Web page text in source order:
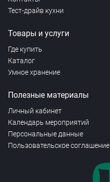
Тест-драйв кухни
Товары и услуги
Где купить
Каталог
Умное хранение
Полезные материалы
Личный кабинет
Календарь мероприятий
Персональные данные
Пользовательское соглашение